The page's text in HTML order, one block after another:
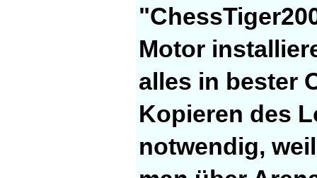
Motor
alles in bester
Kopieren des
notwendig, weil